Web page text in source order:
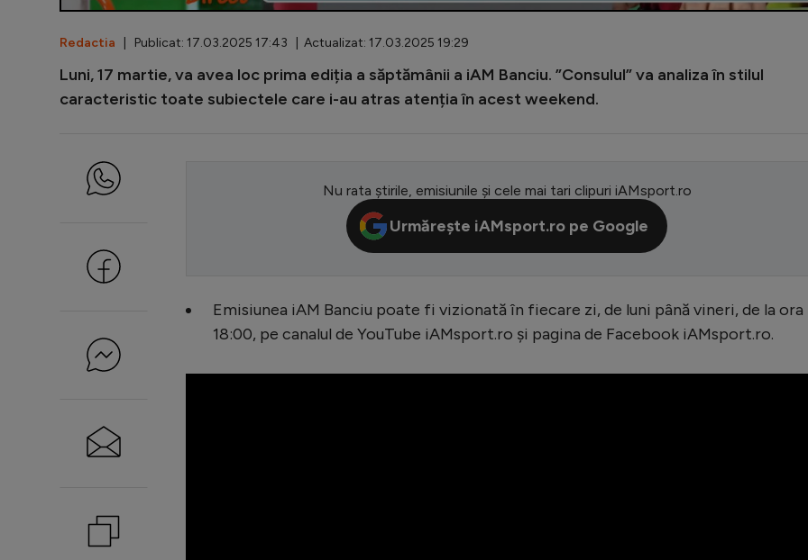
Redactia | Publicat: 17.03.2025 17:43 | Actualizat: 17.03.2025 19:29
Luni, 17 martie, va avea loc prima ediția a săptămânii a iAM Banciu. ”Consulul” va analiza în stilul
caracteristic toate subiectele care i-au atras atenția în acest weekend.
Nu rata știrile, emisiunile și cele mai tari clipuri iAMsport.ro
Urmărește iAMsport.ro pe Google
Emisiunea iAM Banciu poate fi vizionată în fiecare zi, de luni până vineri, de la ora
18:00, pe canalul de YouTube iAMsport.ro și pagina de Facebook iAMsport.ro.